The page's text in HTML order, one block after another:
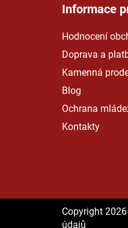
Informace
Hodnocení
Doprava a
Kamenná
Blog
Ochrana
Kontakty
Copyright 2026
údajů